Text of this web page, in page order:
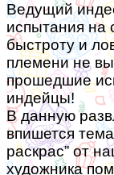
Ведущий
испытания на
быстроту и
племени не
прошедшие
индейцы!
В данную
впишется
раскрас” от
художника